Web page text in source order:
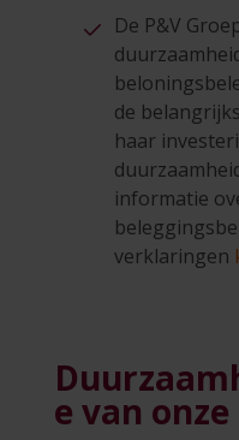
De P&V
de
haar
informatie
verklaringen
e van